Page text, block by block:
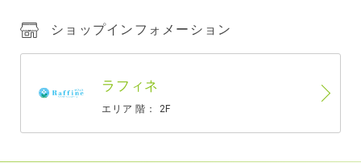
ショップインフォメーション
ラフィネ
エリア 階： 2F